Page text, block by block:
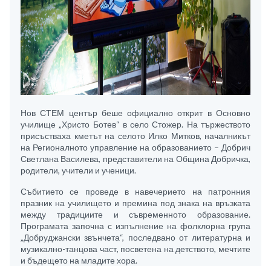
Нов СТЕМ център беше официално открит в Основно
училище „Христо Ботев“ в село Стожер. На тържеството
присъстваха кметът на селото Илко Митков, началникът
на Регионалното управление на образованието – Добрич
Светлана Василева, представители на Община Добричка,
родители, учители и ученици.
Събитието се проведе в навечерието на патронния
празник на училището и премина под знака на връзката
между традициите и съвременното образование.
Програмата започна с изпълнение на фолклорна група
„Добруджански звънчета“, последвано от литературна и
музикално-танцова част, посветена на детството, мечтите
и бъдещето на младите хора.